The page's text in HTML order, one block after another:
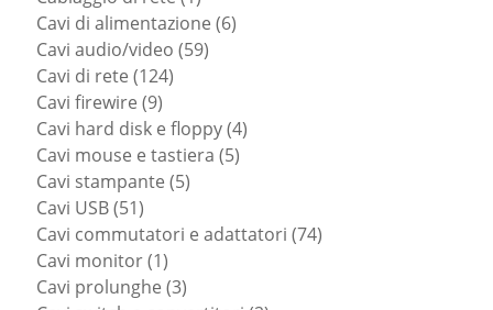
prodotto
Cavi di alimentazione 66
Cavi audio/video 5959
Cavi di rete 124124
Cavi firewire 99
prodotti
Cavi hard disk e floppy 44
Cavi mouse e tastiera 55
Cavi stampante 55
Cavi USB 5151
prodotti
Cavi commutatori e adattatori 7474
Cavi monitor 11
prodotto
Cavi prolunghe 33